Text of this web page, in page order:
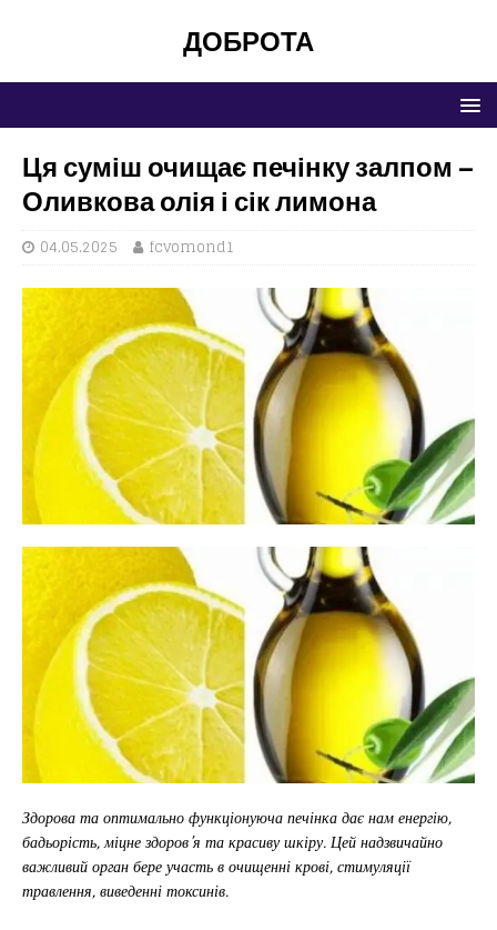
ДОБРОТА
Ця суміш очищає печінку залпом –
Оливкова олія і сік лимона
04.05.2025 fcvomond1
Здорова та оптимально функціонуюча печінка дає нам енергію,
бадьорість, міцне здоров’я та красиву шкіру. Цей надзвичайно
важливий орган бере участь в очищенні крові, стимуляції
травлення, виведенні токсинів.